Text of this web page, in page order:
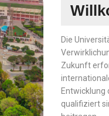
Die
Zukunft
Entwicklung
qualifiziert